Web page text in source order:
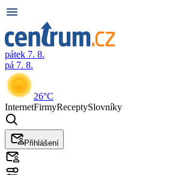
pátek 7. 8.
pá 7. 8.
26°C
InternetFirmyReceptySlovníky
Přihlášení